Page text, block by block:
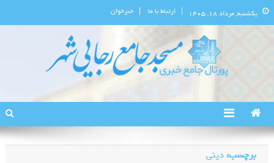
یکشنبه, مرداد ۱۸, ۱۴۰۵ ارتباط با ما خبرخوان
پورتال اطلاع‌رسانی مسجد جامع
برچسب: دینی